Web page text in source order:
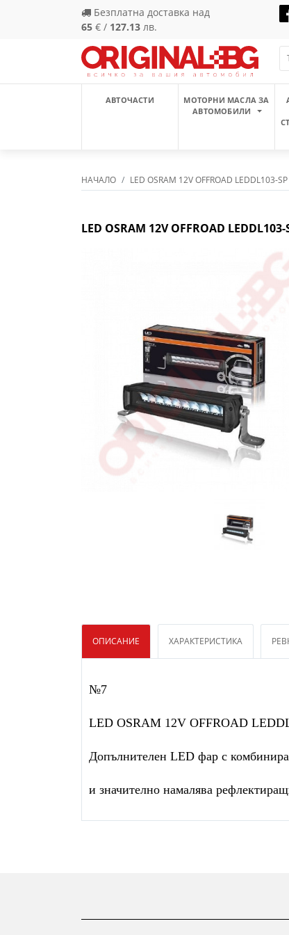
Безплатна доставка над
65 € / 127.13 лв.
АВТОЧАСТИ
МОТОРНИ МАСЛА ЗА
АВТОМОБИЛИ
НАЧАЛО LED OSRAM 12V OFFROAD LEDDL103-SP
LED OSRAM 12V OFFROAD LEDDL103-
ОПИСАНИЕ ХАРАКТЕРИСТИКА
№7
LED OSRAM 12V OFFROAD
Допълнителен LED фар с
и значително намалява